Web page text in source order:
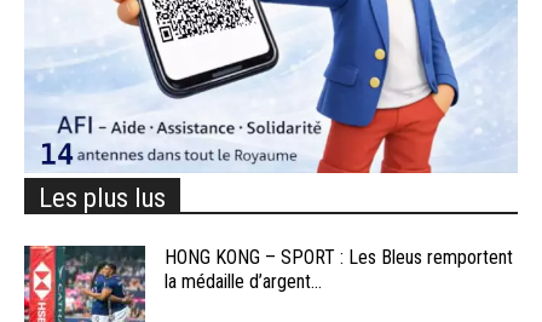
Les plus lus
HONG KONG – SPORT : Les Bleus remportent
la médaille d’argent...